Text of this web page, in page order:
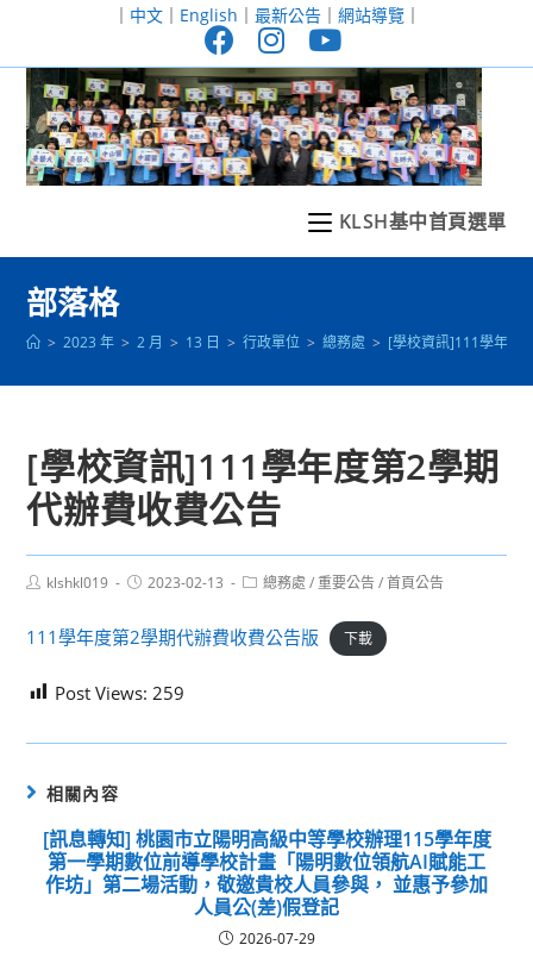
至
｜ 中文｜ English ｜ 最新公告｜ 網站導覽｜
KLSH基中首頁選單
部落格
> 2023 年 > 2 月 > 13 日 > 行政單位 > 總務處 > [學校資訊]111學年度
[學校資訊]111學年度第2學期
代辦費收費公告
Postklshkl019
Post2023-02-13
Post總務處 / 重要公告 / 首頁公告
111學年度第2學期代辦費收費公告版 下載
Post Views: 259
相關內容
[訊息轉知] 桃園市立陽明高級中等學校辦理115學年度
第一學期數位前導學校計畫「陽明數位領航AI賦能工
作坊」第二場活動，敬邀貴校人員參與， 並惠予參加
人員公(差)假登記
2026-07-29